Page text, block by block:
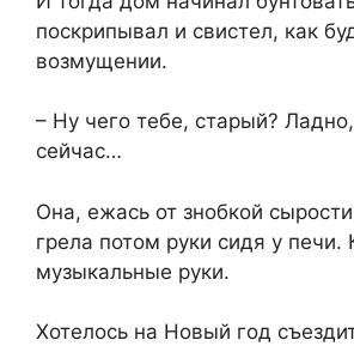
поскрипывал и свистел, как
возмущении.
– Ну чего тебе, старый?
сейчас…
Она, ежась от знобкой
грела потом руки сидя у печи.
музыкальные руки.
Хотелось на Новый год